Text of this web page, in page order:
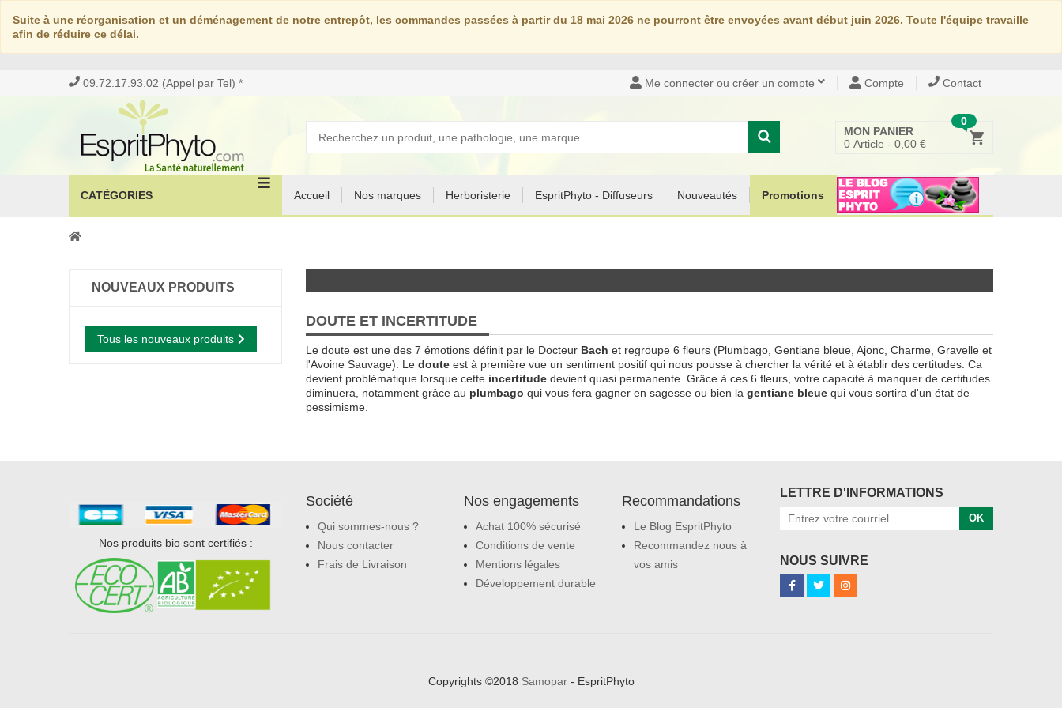
Suite à une réorganisation et un déménagement de notre entrepôt, les commandes passées à partir du 18 mai 2026 ne pourront être envoyées avant début juin 2026. Toute l'équipe travaille
afin de réduire ce délai.
09.72.17.93.02 (Appel par Tel) * Me connecter ou créer un compte Compte Contact
0
MON PANIER
0 Article - 0,00 €
CATÉGORIES Accueil Nos marques Herboristerie EspritPhyto - Diffuseurs Nouveautés Promotions
DOUTE ET INCERTITUDE
Le doute est une des 7 émotions définit par le Docteur Bach et regroupe 6 fleurs (Plumbago, Gentiane bleue, Ajonc, Charme, Gravelle et
l'Avoine Sauvage). Le doute est à première vue un sentiment positif qui nous pousse à chercher la vérité et à établir des certitudes. Ca
devient problématique lorsque cette incertitude devient quasi permanente. Grâce à ces 6 fleurs, votre capacité à manquer de certitudes
diminuera, notamment grâce au plumbago qui vous fera gagner en sagesse ou bien la gentiane bleue qui vous sortira d'un état de
pessimisme.
NOUVEAUX PRODUITS
Tous les nouveaux produits
Nos produits bio sont certifiés :
Société
Qui sommes-nous ?
Nous contacter
Frais de Livraison
Nos engagements
Achat 100% sécurisé
Conditions de vente
Mentions légales
Développement durable
Recommandations
Le Blog EspritPhyto
Recommandez nous à
vos amis
LETTRE D'INFORMATIONS
OK
NOUS SUIVRE
Copyrights ©2018 Samopar- EspritPhyto